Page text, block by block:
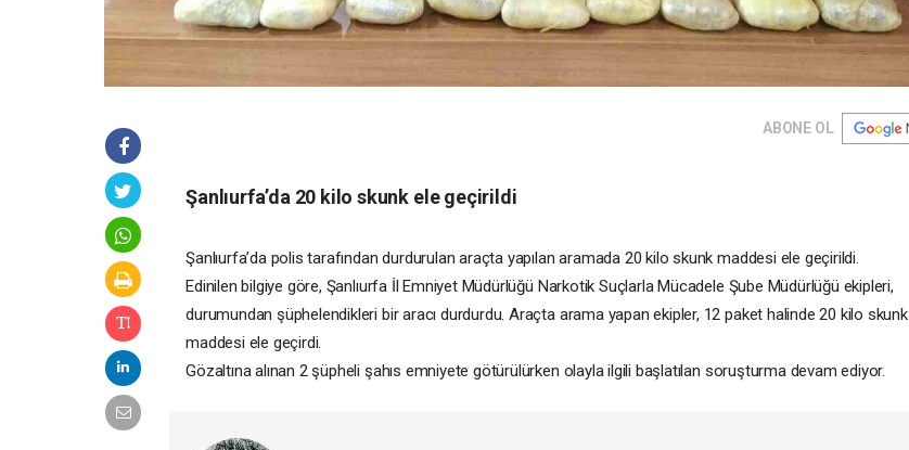
ABONE OL
Şanlıurfa’da 20 kilo skunk ele geçirildi
Şanlıurfa’da polis tarafından durdurulan araçta yapılan aramada 20 kilo skunk maddesi ele geçirildi.
Edinilen bilgiye göre, Şanlıurfa İl Emniyet Müdürlüğü Narkotik Suçlarla Mücadele Şube Müdürlüğü ekipleri,
durumundan şüphelendikleri bir aracı durdurdu. Araçta arama yapan ekipler, 12 paket halinde 20 kilo skunk
maddesi ele geçirdi.
Gözaltına alınan 2 şüpheli şahıs emniyete götürülürken olayla ilgili başlatılan soruşturma devam ediyor.